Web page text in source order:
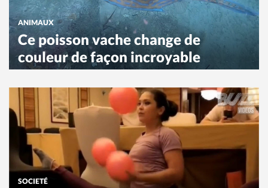
ANIMAUX
Ce poisson vache change de
couleur de façon incroyable
SOCIETÉ